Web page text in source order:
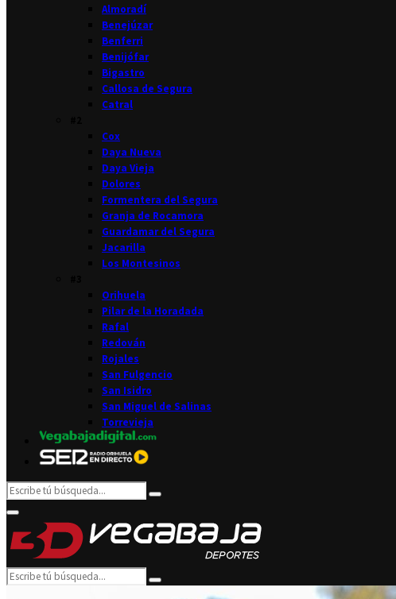
Almoradí
Benejúzar
Benferri
Benijófar
Bigastro
Callosa de Segura
Catral
Cox
Daya Nueva
Daya Vieja
Dolores
Formentera del Segura
Granja de Rocamora
Guardamar del Segura
Jacarilla
Los Montesinos
Orihuela
Pilar de la Horadada
Rafal
Redován
Rojales
San Fulgencio
San Isidro
San Miguel de Salinas
Torrevieja
Search
for:
Search
Primary
Menu
Search
for:
Search